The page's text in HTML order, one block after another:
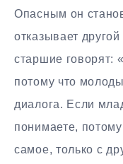
Опасным он
отказывает
старшие говорят:
потому что
диалога. Если
понимаете,
самое, только с